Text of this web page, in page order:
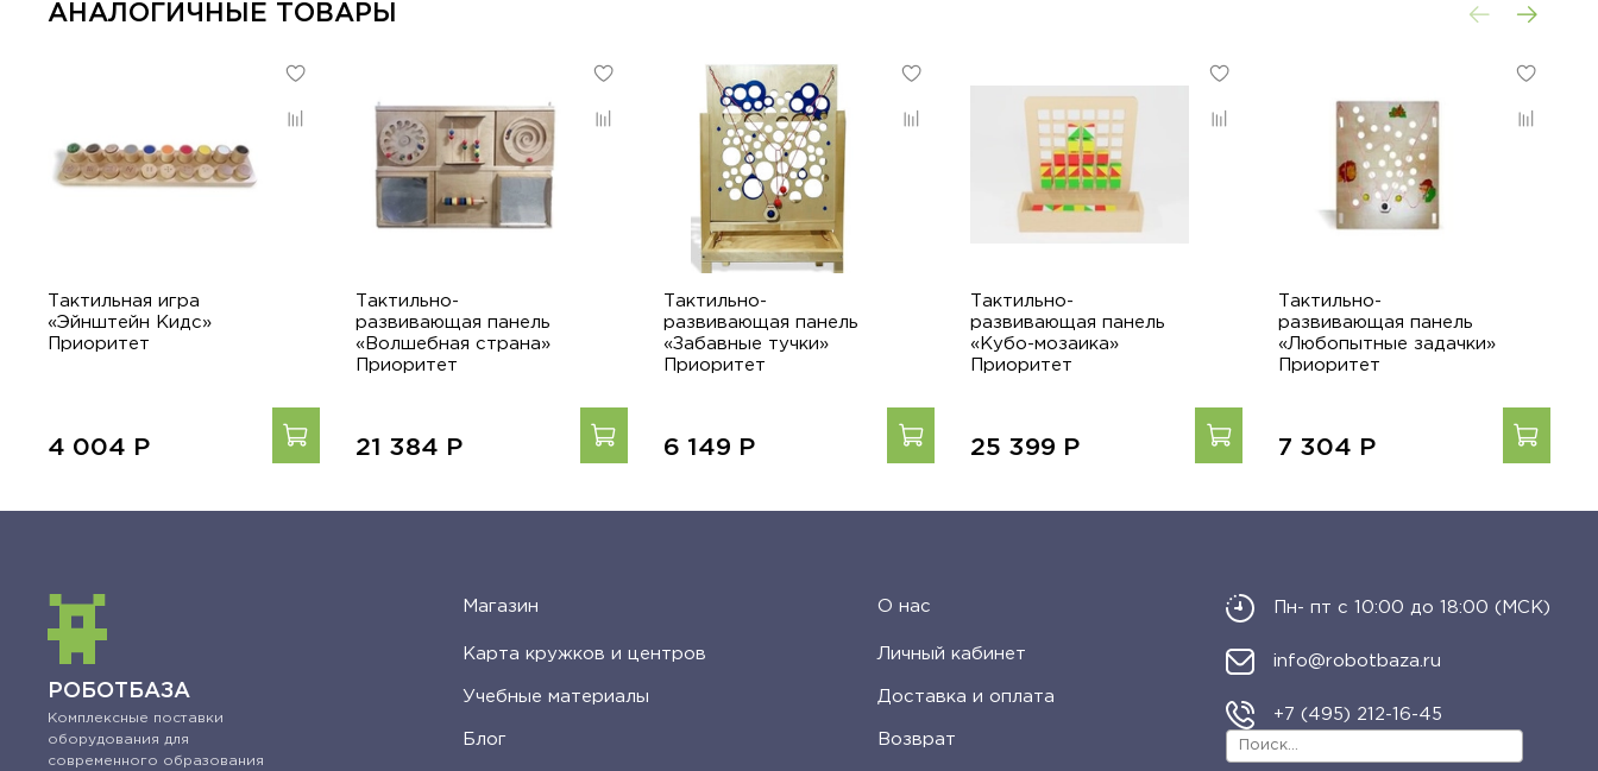
АНАЛОГИЧНЫЕ ТОВАРЫ
Тактильная игра
«Эйнштейн Кидс»
Приоритет
4 004 Р
Тактильно-
развивающая панель
«Волшебная страна»
Приоритет
21 384 Р
Тактильно-
развивающая панель
«Забавные тучки»
Приоритет
6 149 Р
Тактильно-
развивающая панель
«Кубо-мозаика»
Приоритет
25 399 Р
Тактильно-
развивающая панель
«Любопытные задачки»
Приоритет
7 304 Р
РОБОТБАЗА
Комплексные поставки
оборудования для
современного образования
Магазин
Карта кружков и центров
Учебные материалы
Блог
О нас
Личный кабинет
Доставка и оплата
Возврат
Пн- пт с 10:00 до 18:00 (МСК)
info@robotbaza.ru
+7 (495) 212-16-45